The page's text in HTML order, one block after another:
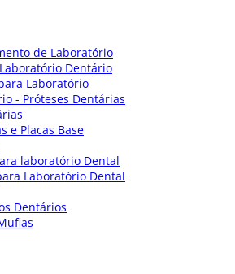
de Laboratório
Dentário
Laboratório
- Próteses Dentárias
e Placas Base
laboratório Dental
Laboratório Dental
Dentários